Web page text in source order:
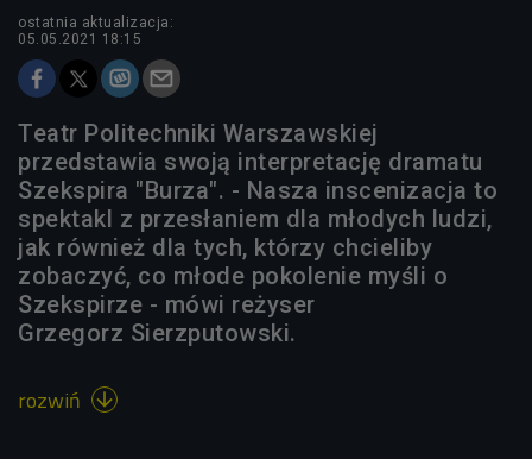
ostatnia aktualizacja:
05.05.2021 18:15
Teatr Politechniki Warszawskiej
przedstawia swoją interpretację dramatu
Szekspira "Burza". - Nasza inscenizacja to
spektakl z przesłaniem dla młodych ludzi,
jak również dla tych, którzy chcieliby
zobaczyć, co młode pokolenie myśli o
Szekspirze - mówi reżyser
Grzegorz Sierzputowski.
rozwiń 